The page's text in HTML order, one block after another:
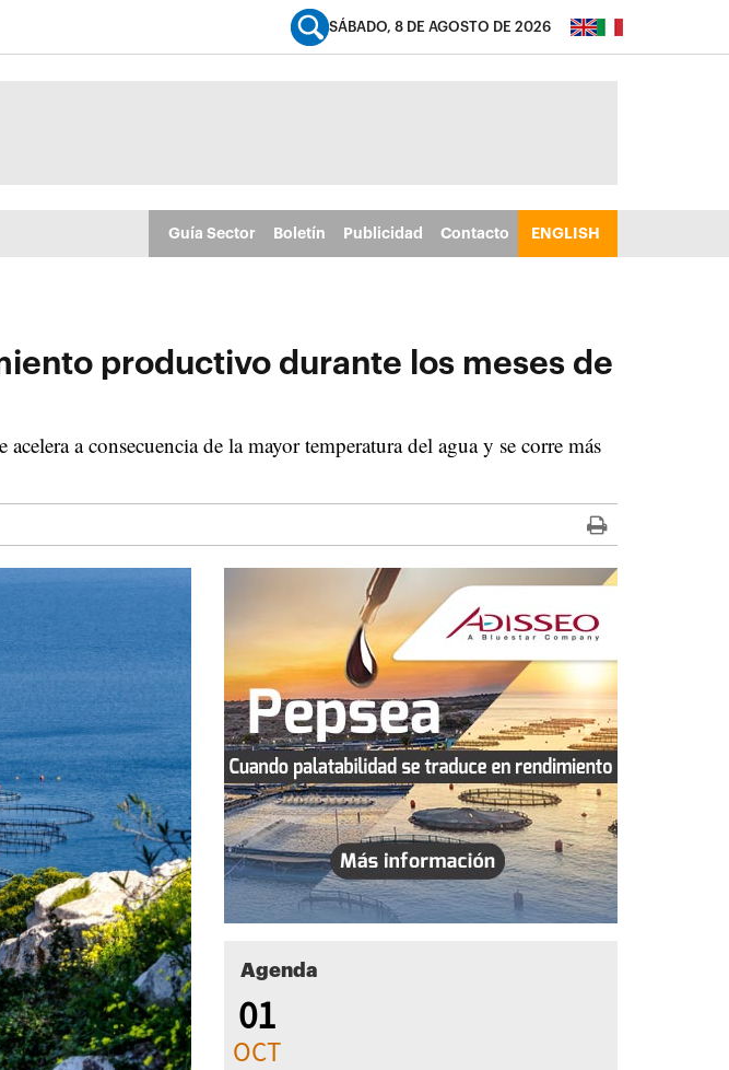
SÁBADO, 8 DE AGOSTO DE 2026
Guía Sector Boletín Publicidad Contacto ENGLISH
productivo durante los meses de
a consecuencia de la mayor temperatura del agua y se corre más
Agenda
01
OCT